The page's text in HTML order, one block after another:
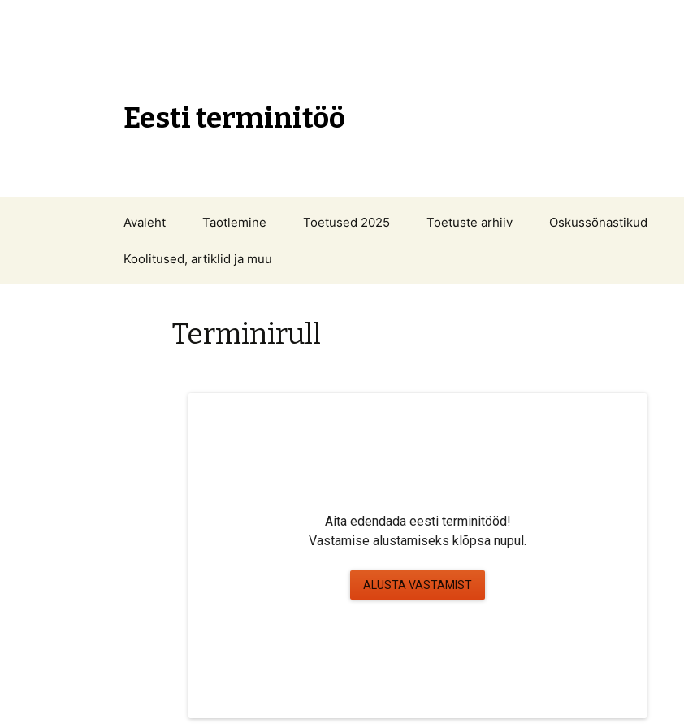
Eesti terminitöö
juurde
Avaleht Taotlemine Toetused 2025 Toetuste arhiiv Oskussõnastikud
Koolitused, artiklid ja muu
Terminirull
Aita edendada eesti terminitööd!
Vastamise alustamiseks klõpsa nupul.
ALUSTA VASTAMIST